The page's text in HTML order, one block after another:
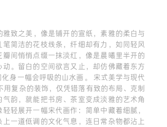
雅致之美，像是铺开的宣纸，素雅的柔白与
简洁的花枝线条，纤细却有力，如同轻风
间悄悄点缀一抹淡红，像是晨曦里半开的
。留白的空间欲言又止，却仿佛藏着东方
身一幅会呼吸的山水画。 宋式美学与现代
复杂的装饰，仅凭错落有致的布局、克制
韵，就能把书房、茶室变成淡雅的艺术角
轻展开一幅宋代画作：简单中藏着细腻，
一道低调的文化气息，连日常杂物都沾上